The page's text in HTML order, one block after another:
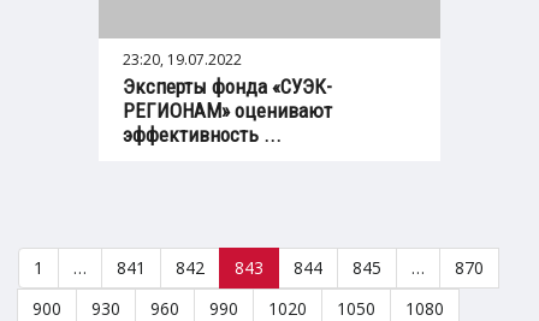
23:20, 19.07.2022
Эксперты фонда «СУЭК-
РЕГИОНАМ» оценивают
эффективность ...
1 … 841 842 843 844 845 …
870
900
930 960 990 1020 1050
1080